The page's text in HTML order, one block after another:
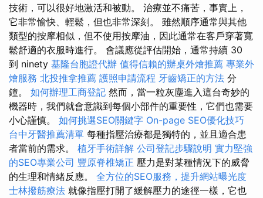
技術，可以很好地激活和被動。 治療並不痛苦，事實上，
它非常愉快、輕鬆，但也非常深刻。 雖然順序通常與其他
類型的按摩相似，但不使用按摩油，因此通常在客戶穿著寬
鬆舒適的衣服時進行。 會議應從評估開始，通常持續 30
到 ninety 基隆台胞證代辦 值得信賴的辦桌外燴推薦 專業外
燴服務 北投推拿推薦 護照申請流程 牙齒矯正的方法 分
鐘。 如何辦理工商登記 然而，當一粒灰塵進入這台奇妙的
機器時，我們就會意識到每個小部件的重要性，它們也需要
小心謹慎。 如何挑選SEO關鍵字 On-page SEO優化技巧
台中牙醫推薦清單 每種指壓治療都是獨特的，並且適合患
者當前的需求。 植牙手術詳解 公司登記步驟說明 實力堅強
的SEO專業公司 豐原脊椎矯正 壓力是對某種情況下的威脅
的生理和情緒反應。 全方位的SEO服務，提升網站曝光度
士林撥筋療法 就像指壓打開了緩解壓力的途徑一樣，它也